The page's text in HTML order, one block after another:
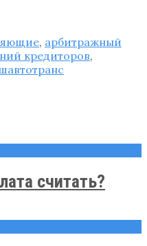
, арбитражный
кредиторов,
считать?